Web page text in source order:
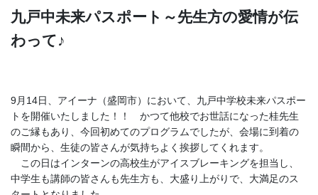
九戸中未来パスポート～先生方の愛情が伝
わって♪
9月14日、アイーナ（盛岡市）において、九戸中学校未来パスポー
トを開催いたしました！！ かつて他校でお世話になった桂先生
のご縁もあり、今回初めてのプログラムでしたが、会場に到着の
瞬間から、生徒の皆さんが気持ちよく挨拶してくれます。
この日はインターンの高校生がアイスブレーキングを担当し、
中学生も講師の皆さんも先生方も、大盛り上がりで、大満足のス